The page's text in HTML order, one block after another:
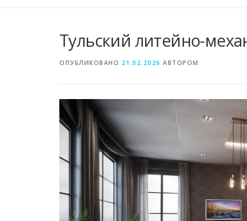
Тульский литейно-
ОПУБЛИКОВАНО 21.02.2026 АВТОРОМ